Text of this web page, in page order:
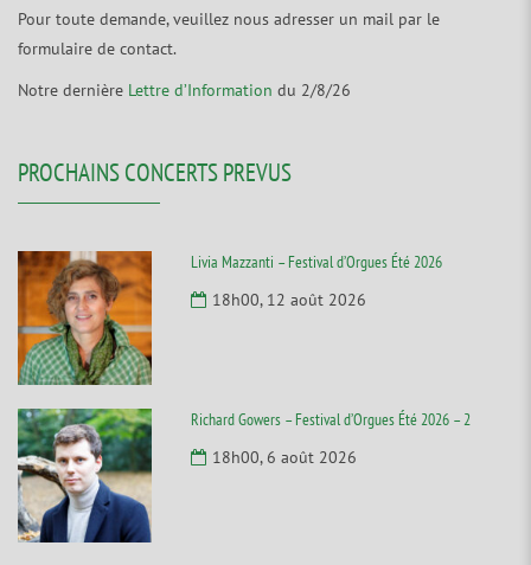
Pour toute demande, veuillez nous adresser un mail par le
formulaire de contact.
Notre dernière Lettre d’Information du 2/8/26
PROCHAINS CONCERTS PREVUS
Livia Mazzanti – Festival d’Orgues Été 2026
18h00, 12 août 2026
Richard Gowers – Festival d’Orgues Été 2026 – 2
18h00, 6 août 2026